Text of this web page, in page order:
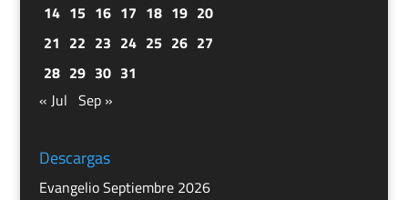
14 15 16 17 18 19 20
21 22 23 24 25 26 27
28 29 30 31
« Jul Sep »
Descargas
Evangelio Septiembre 2026